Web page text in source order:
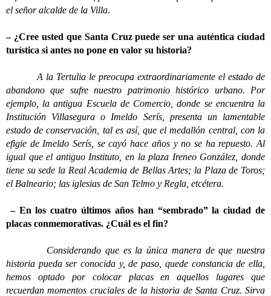
el señor alcalde de la Villa.
– ¿Cree usted que Santa Cruz puede ser una auténtica ciudad
turística si antes no pone en valor su historia?
A la Tertulia le preocupa extraordinariamente el estado de
abandono que sufre nuestro patrimonio histórico urbano. Por
ejemplo, la antigua Escuela de Comercio, donde se encuentra la
Institución Villasegura o Imeldo Serís, presenta un lamentable
estado de conservación, tal es así, que el medallón central, con la
efigie de Imeldo Serís, se cayó hace años y no se ha repuesto. Al
igual que el antiguo Instituto, en la plaza Ireneo González, donde
tiene su sede la Real Academia de Bellas Artes; la Plaza de Toros;
el Balneario; las iglesias de San Telmo y Regla, etcétera.
– En los cuatro últimos años han “sembrado” la ciudad de
placas conmemorativas. ¿Cuál es el fin?
Considerando que es la única manera de que nuestra
historia pueda ser conocida y, de paso, quede constancia de ella,
hemos optado por colocar placas en aquellos lugares que
recuerdan momentos cruciales de la historia de Santa Cruz. Sirva